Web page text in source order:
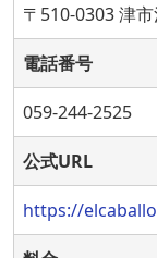
〒510-0303 津
電話番号
059-244-2525
公式URL
https://